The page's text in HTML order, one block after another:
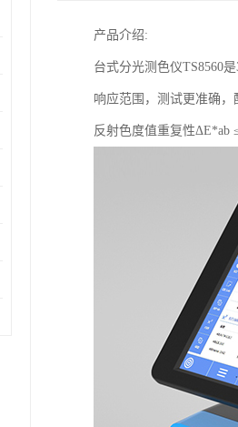
产品介绍:
台式分光测色仪TS8560
响应范围，测试更准确
反射色度值重复性ΔE*ab